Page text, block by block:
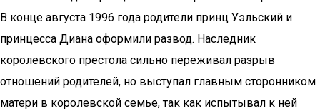
В конце августа 1996 года родители принц Уэльский и
принцесса Диана оформили развод. Наследник
королевского престола сильно переживал разрыв
отношений родителей, но выступал главным сторонником
матери в королевской семье, так как испытывал к ней